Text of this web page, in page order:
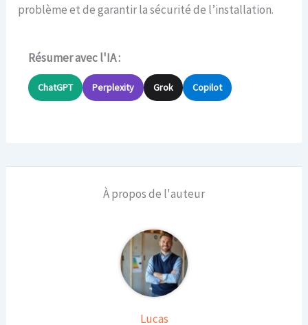
problème et de garantir la sécurité de l’installation.
Résumer avec l'IA :
ChatGPT Perplexity Grok Copilot
À propos de l'auteur
Lucas